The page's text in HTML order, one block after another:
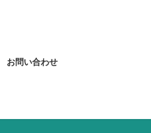
お問い合わせ